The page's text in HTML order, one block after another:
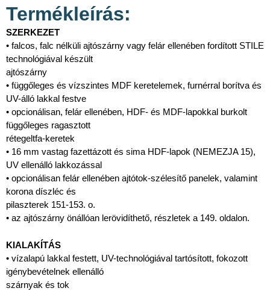
Termékleírás:
SZERKEZET
• falcos, falc nélküli ajtószárny vagy felár ellenében fordított STILE
technológiával készült
ajtószárny
• függőleges és vízszintes MDF keretelemek, furnérral borítva és
UV-álló lakkal festve
• opcionálisan, felár ellenében, HDF- és MDF-lapokkal burkolt
függőleges ragasztott
rétegeltfa-keretek
• 16 mm vastag fazettázott és sima HDF-lapok (NEMEZJA 15),
UV ellenálló lakkozással
• opcionálisan felár ellenében ajtótok-szélesítő panelek, valamint
korona díszléc és
pilaszterek 151-153. o.
• az ajtószárny önállóan lerövidíthető, részletek a 149. oldalon.
KIALAKÍTÁS
• vízalapú lakkal festett, UV-technológiával tartósított, fokozott
igénybevételnek ellenálló
szárnyak és tok